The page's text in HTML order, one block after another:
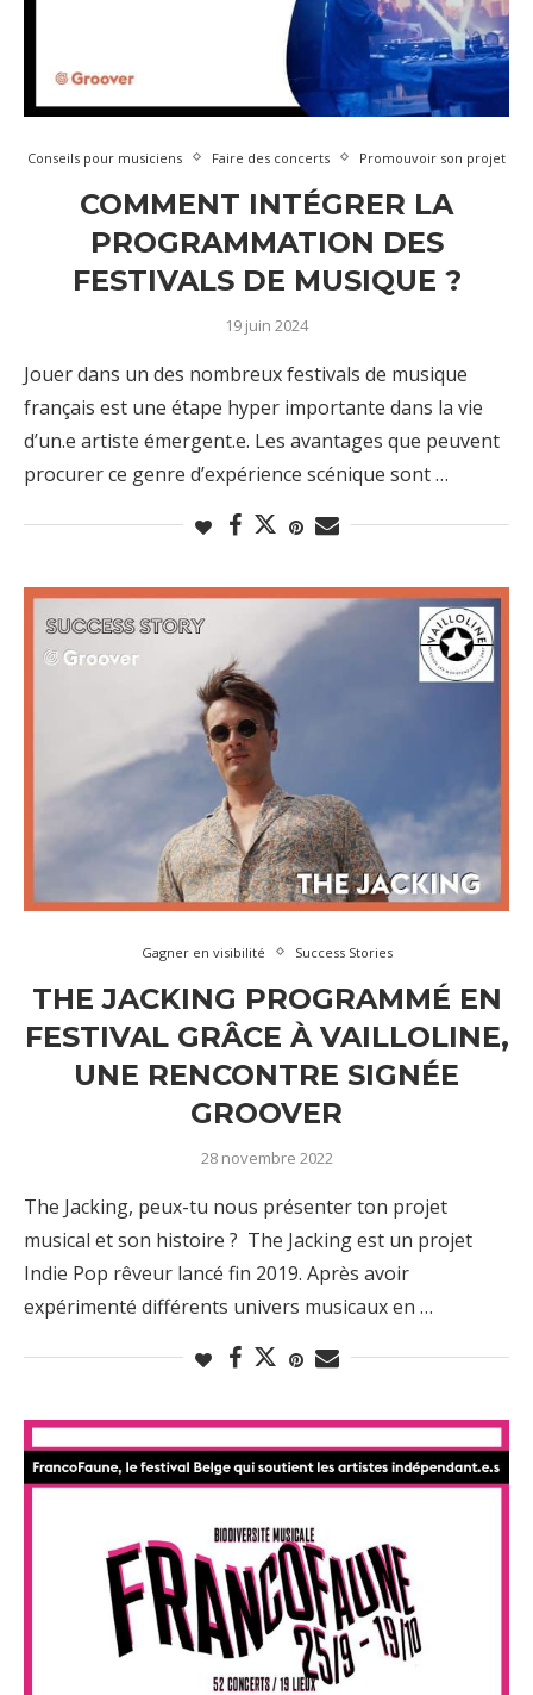
Conseils pour musiciens Faire des concerts Promouvoir son projet
COMMENT INTÉGRER LA
PROGRAMMATION DES
FESTIVALS DE MUSIQUE ?
19 juin 2024
Jouer dans un des nombreux festivals de musique
français est une étape hyper importante dans la vie
d’un.e artiste émergent.e. Les avantages que peuvent
procurer ce genre d’expérience scénique sont …
Gagner en visibilité Success Stories
THE JACKING PROGRAMMÉ EN
FESTIVAL GRÂCE À VAILLOLINE,
UNE RENCONTRE SIGNÉE
GROOVER
28 novembre 2022
The Jacking, peux-tu nous présenter ton projet
musical et son histoire ? The Jacking est un projet
Indie Pop rêveur lancé fin 2019. Après avoir
expérimenté différents univers musicaux en …